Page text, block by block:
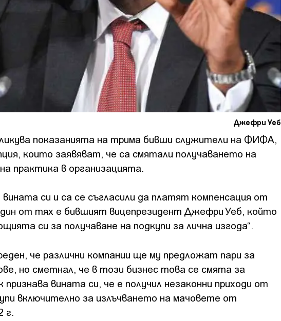
Джефри Уеб
показанията на трима бивши служители на ФИФА,
които заявяват, че са смятали получаването на
практика в организацията.
си и са се съгласили да платят компенсация от
от тях е бившият вицепрезидент Джефри Уеб, който
си за получаване на подкупи за лична изгода“.
че различни компании ще му предложат пари за
но сметнал, че в този бизнес това се смята за
вината си, че е получил незаконни приходи от
включително за излъчването на мачовете от
г.